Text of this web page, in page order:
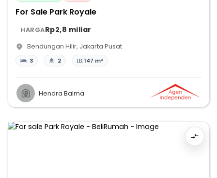
For Sale Park Royale
HARGARp2,8 miliar
Bendungan Hilir, Jakarta Pusat
3 2 LB:147 m²
Hendra Balma